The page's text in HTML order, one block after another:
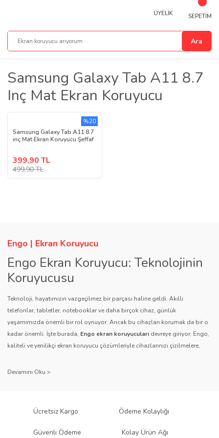
Ara
ÜYELİK SEPETİM
Samsung Galaxy Tab A11 8.7
Inç Mat Ekran Koruyucu
Samsung Galaxy Tab A11 8.7
inç Mat Ekran Koruyucu Şeffaf
399,90 TL
499,90 TL
%20
Engo | Ekran Koruyucu
Engo Ekran Koruyucu: Teknolojinin
Koruyucusu
Teknoloji, hayatımızın vazgeçilmez bir parçası haline geldi. Akıllı
telefonlar, tabletler, notebooklar ve daha birçok cihaz, günlük
yaşamımızda önemli bir rol oynuyor. Ancak bu cihazları korumak da bir o
kadar önemli. İşte burada, Engo ekran koruyucuları devreye giriyor. Engo,
kaliteli ve yenilikçi ekran koruyucu çözümleriyle cihazlarınızı çizilmelere,
sağlıyor.
Engo ekran koruyucuları
, uzun yıllara dayanan tecrübesi ve teknolojiye
ürününü titiz bir kalite kontrol sürecinden geçirir. Kullanıcı dostu tasarımı
Ücretsiz Kargo Ödeme Kolaylığı
Güvenli Ödeme Kolay Ürün Ağı